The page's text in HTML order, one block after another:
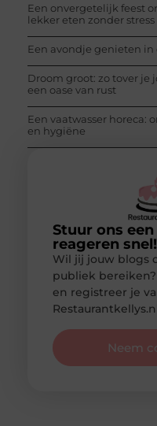
Een onvergetelijk feest
lekker eten zonder stress
Een avondje genieten in
Droom groot: zo tover je
een oase van rust
Een vaatwasser horeca:
en hygiëne
Stuur ons
reageren snel!
Wil jij jouw blogs
publiek
en registreer je
Neem